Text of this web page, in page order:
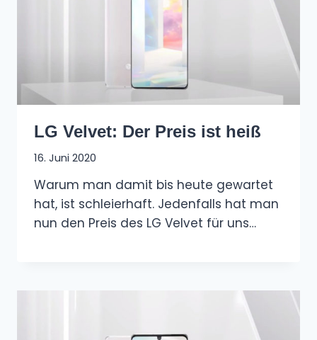
LG Velvet: Der Preis ist heiß
16. Juni 2020
Warum man damit bis heute gewartet
hat, ist schleierhaft. Jedenfalls hat man
nun den Preis des LG Velvet für uns…